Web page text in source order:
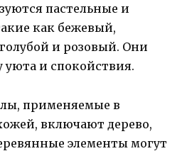
пастельные и
как бежевый,
и розовый. Они
уюта и спокойствия.
применяемые в
включают дерево,
элементы могут